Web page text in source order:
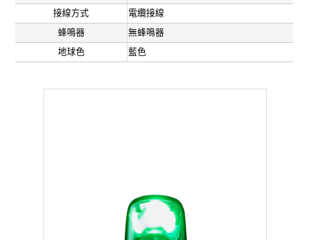
接線方式
電纜接線
蜂鳴器
無蜂鳴器
地球色
藍色